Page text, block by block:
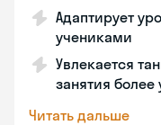
Адаптирует
учениками
Увлекается
занятия
Читать дальше